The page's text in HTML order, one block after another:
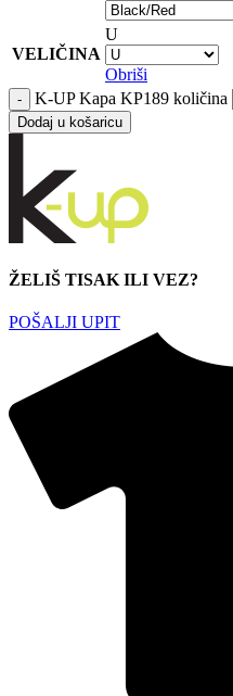
VELIČINA
U
Obriši
K-UP Kapa KP189 količina
Dodaj u košaricu
ŽELIŠ TISAK ILI VEZ?
POŠALJI UPIT